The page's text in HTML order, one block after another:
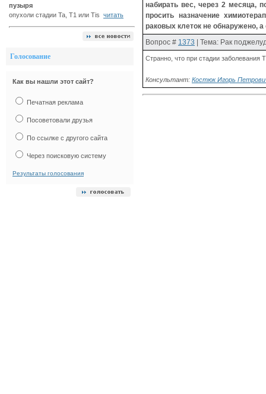
пузыря
опухоли стадии Ta, T1 или Tis читать
Голосование
Как вы нашли этот сайт?
Печатная реклама
Посоветовали друзья
По ссылке с другого сайта
Через поисковую систему
Результаты голосования
набирать вес, через 2 месяца,
просить назначение
раковых клеток не обнаружено, а
Вопрос # 1373 | Тема: Рак
Странно, что при стадии заболевания
Консультант: Костюк Игорь